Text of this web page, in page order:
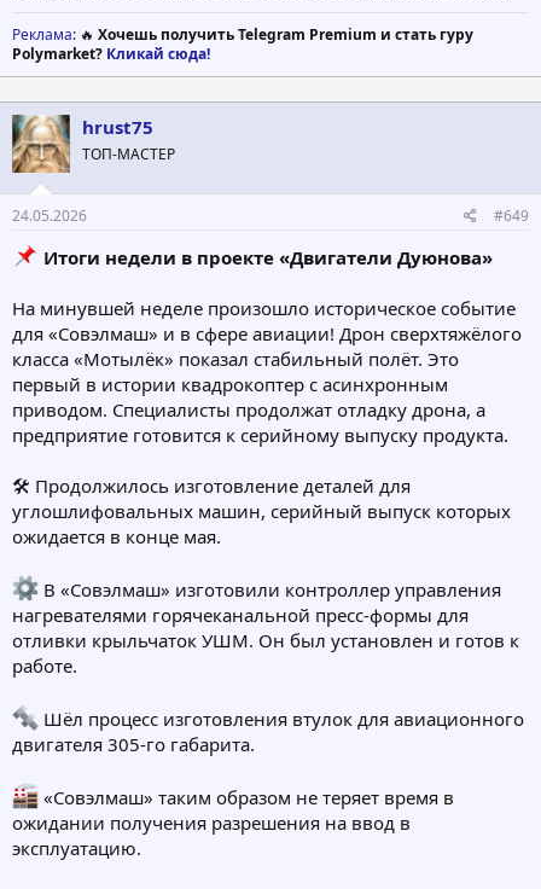
Реклама: 🔥 Хочешь получить Telegram Premium и стать гуру
Polymarket? Кликай сюда!
hrust75
ТОП-МАСТЕР
24.05.2026 #649
Итоги недели в проекте «Двигатели Дуюнова»
На минувшей неделе произошло историческое событие
для «Совэлмаш» и в сфере авиации! Дрон сверхтяжёлого
класса «Мотылёк» показал стабильный полёт. Это
первый в истории квадрокоптер с асинхронным
приводом. Специалисты продолжат отладку дрона, а
предприятие готовится к серийному выпуску продукта.
🛠 Продолжилось изготовление деталей для
углошлифовальных машин, серийный выпуск которых
ожидается в конце мая.
В «Совэлмаш» изготовили контроллер управления
нагревателями горячеканальной пресс-формы для
отливки крыльчаток УШМ. Он был установлен и готов к
работе.
Шёл процесс изготовления втулок для авиационного
двигателя 305-го габарита.
«Совэлмаш» таким образом не теряет время в
ожидании получения разрешения на ввод в
эксплуатацию.